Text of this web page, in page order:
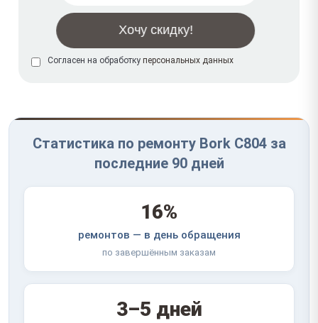
Согласен на обработку персональных данных
Статистика по ремонту Bork C804 за
последние 90 дней
16%
ремонтов — в день обращения
по завершённым заказам
3–5 дней